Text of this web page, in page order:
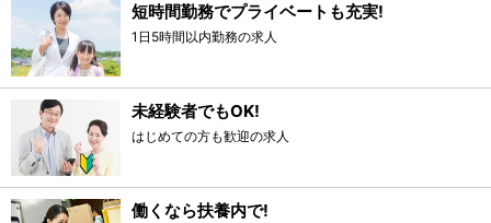
短時間勤務でプライベートも充実!
1日5時間以内勤務の求人
未経験者でもOK!
はじめての方も歓迎の求人
働くなら扶養内で!